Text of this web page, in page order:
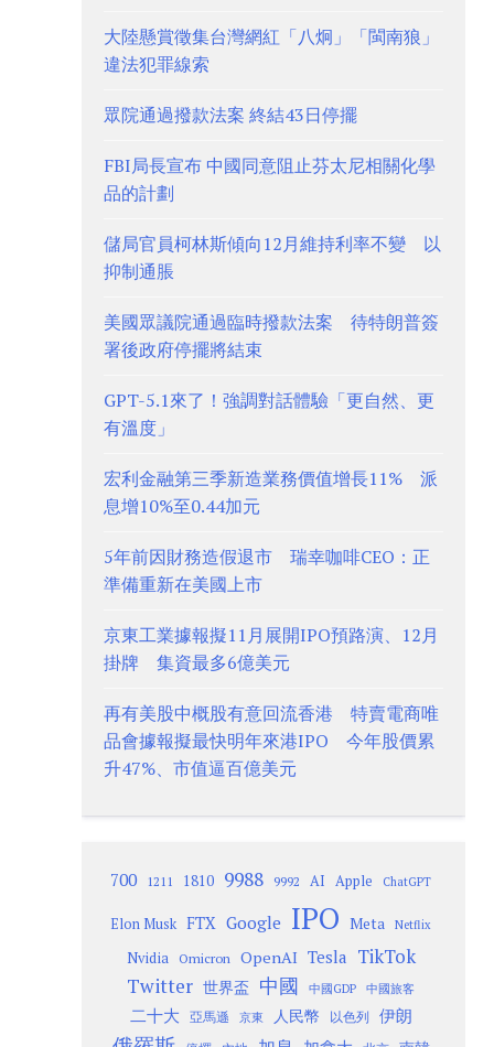
大陸懸賞徵集台灣網紅「八炯」「閩南狼」
違法犯罪線索
眾院通過撥款法案 終結43日停擺
FBI局長宣布 中國同意阻止芬太尼相關化學
品的計劃
儲局官員柯林斯傾向12月維持利率不變 以
抑制通脹
美國眾議院通過臨時撥款法案 待特朗普簽
署後政府停擺將結束
GPT-5.1來了！強調對話體驗「更自然、更
有溫度」
宏利金融第三季新造業務價值增長11% 派
息增10%至0.44加元
5年前因財務造假退市 瑞幸咖啡CEO：正
準備重新在美國上市
京東工業據報擬11月展開IPO預路演、12月
掛牌 集資最多6億美元
再有美股中概股有意回流香港 特賣電商唯
品會據報擬最快明年來港IPO 今年股價累
升47%、市值逼百億美元
700 1211 1810 9988 9992 AI Apple ChatGPT
Elon Musk FTX Google IPO Meta Netflix
Nvidia Omicron OpenAI Tesla TikTok
Twitter 世界盃 中國 中國GDP 中國旅客
二十大 亞馬遜 京東 人民幣 以色列 伊朗